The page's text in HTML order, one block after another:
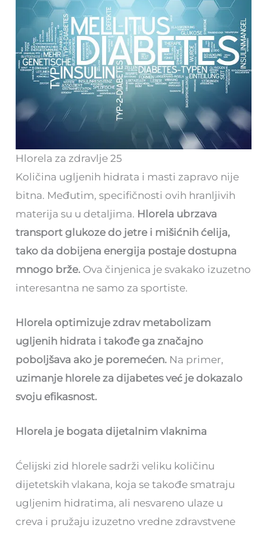
Hlorela za zdravlje 25
Količina ugljenih hidrata i masti zapravo nije
bitna. Međutim, specifičnosti ovih hranljivih
materija su u detaljima. Hlorela ubrzava
transport glukoze do jetre i mišićnih ćelija,
tako da dobijena energija postaje dostupna
mnogo brže. Ova činjenica je svakako izuzetno
interesantna ne samo za sportiste.
Hlorela optimizuje zdrav metabolizam
ugljenih hidrata i takođe ga značajno
poboljšava ako je poremećen. Na primer,
uzimanje hlorele za dijabetes već je dokazalo
svoju efikasnost.
Hlorela je bogata dijetalnim vlaknima
Ćelijski zid hlorele sadrži veliku količinu
dijetetskih vlakana, koja se takođe smatraju
ugljenim hidratima, ali nesvareno ulaze u
creva i pružaju izuzetno vredne zdravstvene